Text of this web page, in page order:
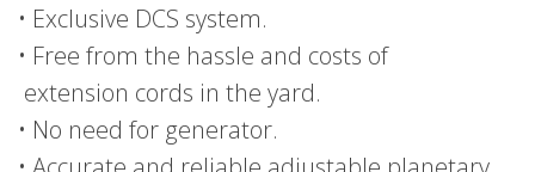
• Exclusive DCS system.
• Free from the hassle and costs of
extension cords in the yard.
• No need for generator.